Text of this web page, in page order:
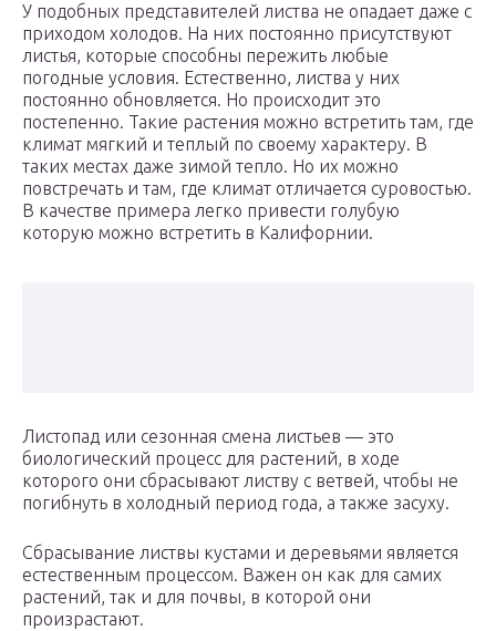
У подобных представителей листва не опадает даже с
приходом холодов. На них постоянно присутствуют
листья, которые способны пережить любые
погодные условия. Естественно, листва у них
постоянно обновляется. Но происходит это
постепенно. Такие растения можно встретить там, где
климат мягкий и теплый по своему характеру. В
таких местах даже зимой тепло. Но их можно
повстречать и там, где климат отличается суровостью.
В качестве примера легко привести голубую
которую можно встретить в Калифорнии.
Листопад или сезонная смена листьев — это
биологический процесс для растений, в ходе
которого они сбрасывают листву с ветвей, чтобы не
погибнуть в холодный период года, а также засуху.
Сбрасывание листвы кустами и деревьями является
естественным процессом. Важен он как для самих
растений, так и для почвы, в которой они
произрастают.